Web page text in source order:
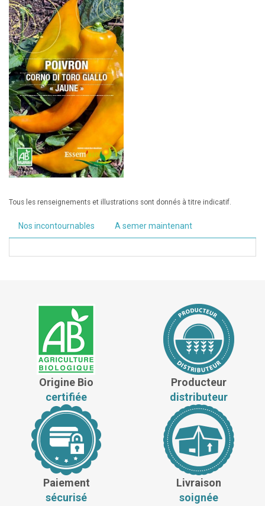
Tous les renseignements et illustrations sont donnés à titre indicatif.
Nos incontournables A semer maintenant
Origine Bio
certifiée
Producteur
distributeur
Paiement
sécurisé
Livraison
soignée